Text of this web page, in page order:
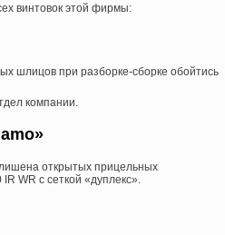
винтовок этой фирмы:
шлицов при разборке-сборке обойтись
компании.
открытых прицельных
WR с сеткой «дуплекс».